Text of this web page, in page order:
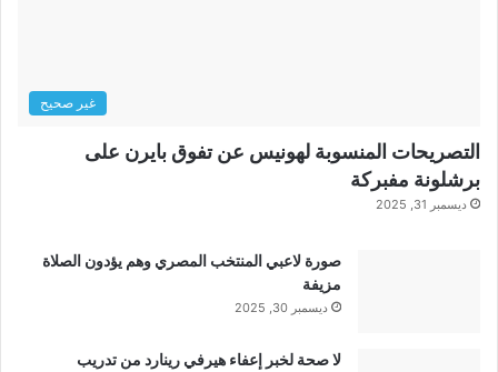
غير صحيح
التصريحات المنسوبة لهونيس عن تفوق بايرن على
برشلونة مفبركة
ديسمبر 31, 2025
صورة لاعبي المنتخب المصري وهم يؤدون الصلاة
مزيفة
ديسمبر 30, 2025
لا صحة لخبر إعفاء هيرفي رينارد من تدريب